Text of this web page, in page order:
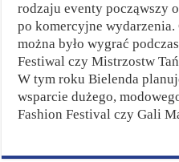
rodzaju eventy począwszy
po komercyjne
można było wygrać
Festiwal czy Mistrzostw
W tym roku Bielenda
wsparcie dużego,
Fashion Festival czy Gali